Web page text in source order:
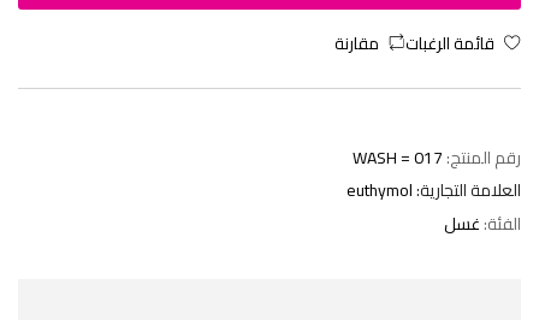
قائمة الرغبات مقارنة
رقم المنتج:WASH = 017
العلامة التجارية:euthymol
الفئة:غسل